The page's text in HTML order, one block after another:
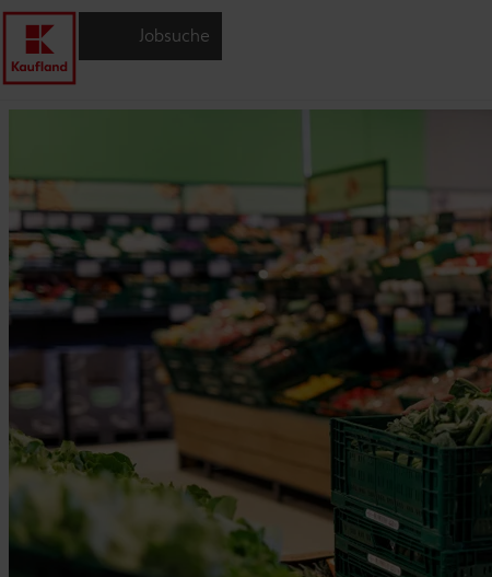
Jobsuche